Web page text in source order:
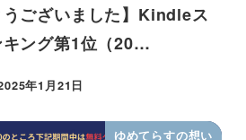
うございました】Kindleス
キング第1位（20…
年1月21日
ゆめてらすの想い